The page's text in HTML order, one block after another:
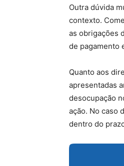
Outra dúvida
contexto.
as obrigações
de pagamento
Quanto aos
apresentadas
desocupação
ação. No caso
dentro do